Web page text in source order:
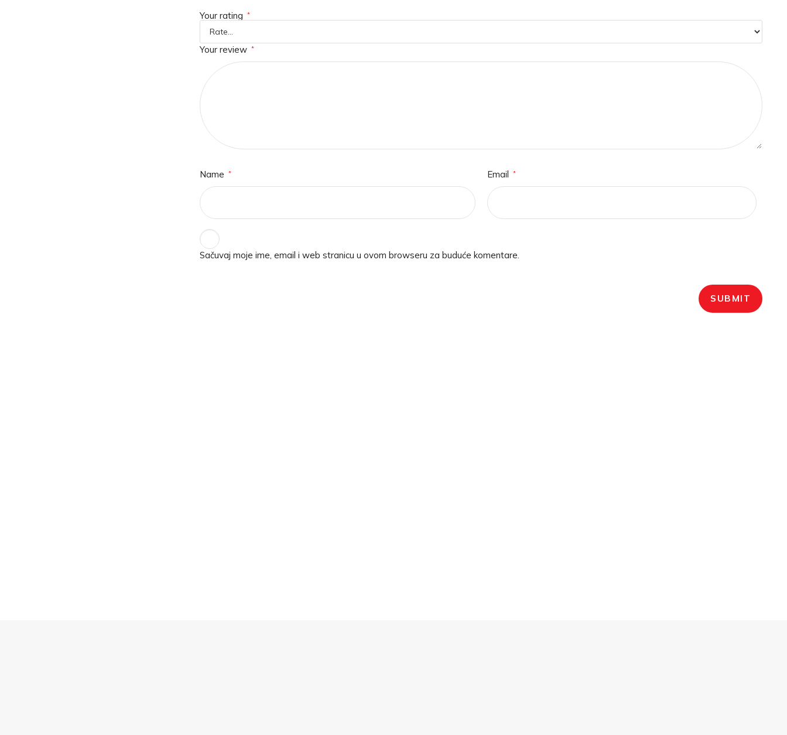
Your rating *
Your review *
Name * Email *
Sačuvaj moje ime, email i web stranicu u ovom browseru za buduće komentare.